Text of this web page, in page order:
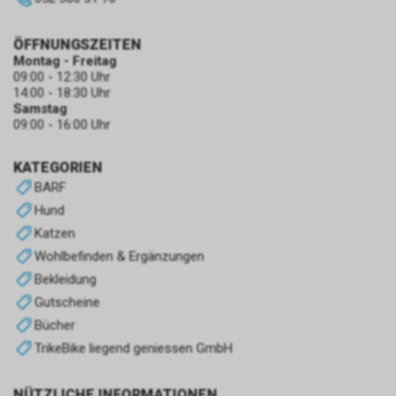
KATEGORIEN
BARF
Hund
Katzen
Wohlbefinden & Ergänzungen
Bekleidung
Gutscheine
Bücher
TrikeBike liegend geniessen GmbH
ÖFFNUNGSZEITEN
Montag - Freitag
09:00 - 12:30 Uhr
14:00 - 18:30 Uhr
Samstag
09:00 - 16:00 Uhr